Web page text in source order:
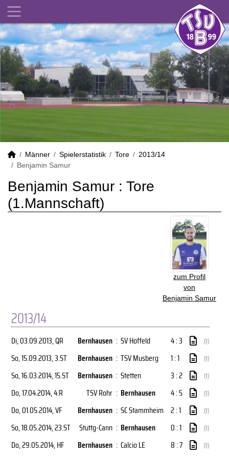
Männer Spielerstatistik Tore
2013/14
Benjamin Samur
Benjamin Samur : Tore
(1.Mannschaft)
zum Profil
von
Benjamin Samur
2013/14
Di, 03.09.2013, QR Bernhausen : SV Hoffeld 4 : 3 (1)
So, 15.09.2013, 3.ST Bernhausen : TSV Musberg 1 : 1 (1)
So, 16.03.2014, 15.ST Bernhausen : Stetten 3 : 2 (1)
Do, 17.04.2014, 4.R TSV Rohr : Bernhausen 4 : 5 (1)
Do, 01.05.2014, VF Bernhausen : SC Stammheim 2 : 1 (1)
So, 18.05.2014, 23.ST Stuttg-Cann : Bernhausen 0 : 1 (1)
Do, 29.05.2014, HF Bernhausen : Calcio LE 8 : 7 (1)